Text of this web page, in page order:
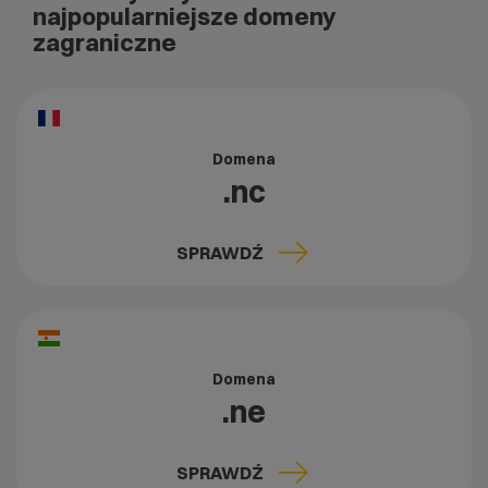
najpopularniejsze domeny
zagraniczne
Domena
.nc
SPRAWDŹ
Domena
.ne
SPRAWDŹ